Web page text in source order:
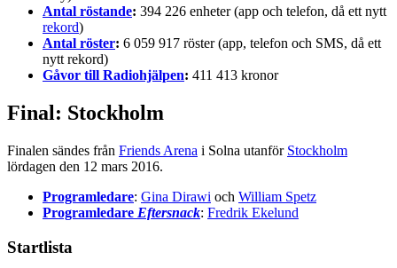
Antal röstande: 394 226 enheter (app och telefon, då ett nytt
rekord)
Antal röster: 6 059 917 röster (app, telefon och SMS, då ett
nytt rekord)
Gåvor till Radiohjälpen: 411 413 kronor
Final: Stockholm
Finalen sändes från Friends Arena i Solna utanför Stockholm
lördagen den 12 mars 2016.
Programledare: Gina Dirawi och William Spetz
Programledare Eftersnack: Fredrik Ekelund
Startlista